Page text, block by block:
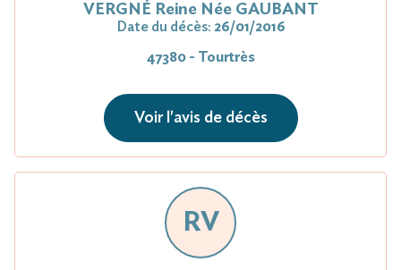
VERGNÉ Reine Née GAUBANT
Date du décès: 26/01/2016
47380 - Tourtrès
Voir l'avis de décès
RV